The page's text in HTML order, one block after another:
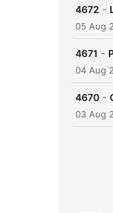
4672 -
05 Aug
4671 -
04 Aug
4670 -
03 Aug